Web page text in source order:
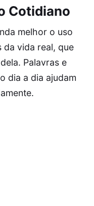
Cotidiano
melhor o uso
da vida real, que
Palavras e
dia a dia ajudam